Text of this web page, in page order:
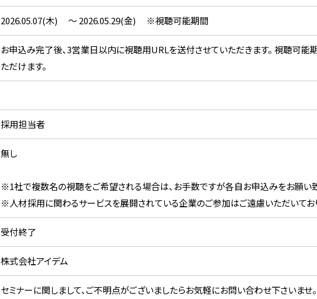
2026.05.07(木) ～ 2026.05.29(金) ※視聴可能期間
お申込み完了後、3営業日以内に視聴用URLを送付させていただきます。 視聴可能
ただけます。
採用担当者
無し
※1社で複数名の視聴をご希望される場合は、お手数ですが各自お申込みをお願い致
※人材採用に関わるサービスを展開されている企業のご参加はご遠慮いただいてお
受付終了
株式会社アイデム
セミナーに関しまして、ご不明点がございましたらお気軽にお問い合わせ下さいませ。